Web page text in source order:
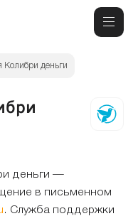
Колибри деньги
деньги —
в письменном
. Служба поддержки